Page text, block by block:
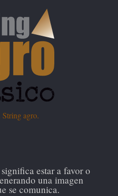
agro.
estar a favor o
una imagen
se comunica.